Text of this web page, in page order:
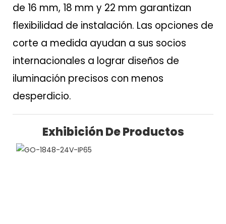
de 16 mm, 18 mm y 22 mm garantizan
flexibilidad de instalación. Las opciones de
corte a medida ayudan a sus socios
internacionales a lograr diseños de
iluminación precisos con menos
desperdicio.
Exhibición De Productos